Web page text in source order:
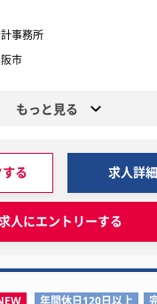
事務所
市
もっと見る
る 求人詳
人にエントリーする
年間休日120日以上